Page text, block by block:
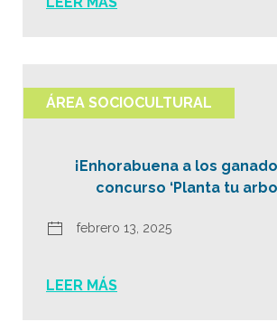
ÁREA SOCIOCULTURAL
¡Enhorabuena a los
concurso ‘Planta tu
febrero 13, 2025
LEER MÁS